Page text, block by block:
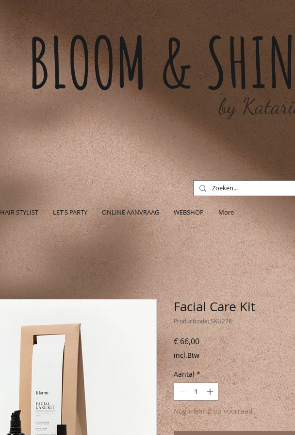
BLOOM &
by
HAIR STYLIST LET'S PARTY ONLINE AANVRAAG WEBSHOP More
Facial Care Kit
Productcode: SKU278
€ 66,00Prijs
incl.Btw
Aantal *
Nog maar 2 op voorraad